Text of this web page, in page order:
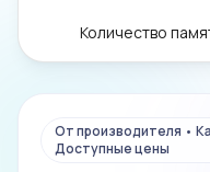
Количество
От производителя •
Доступные цены